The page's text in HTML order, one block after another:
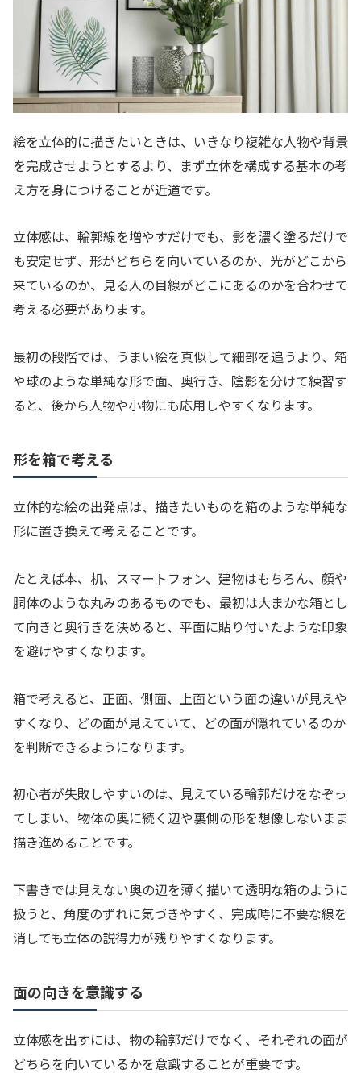
絵を立体的に描きたいときは、いきなり複雑な人物や背景
を完成させようとするより、まず立体を構成する基本の考
え方を身につけることが近道です。
立体感は、輪郭線を増やすだけでも、影を濃く塗るだけで
も安定せず、形がどちらを向いているのか、光がどこから
来ているのか、見る人の目線がどこにあるのかを合わせて
考える必要があります。
最初の段階では、うまい絵を真似して細部を追うより、箱
や球のような単純な形で面、奥行き、陰影を分けて練習す
ると、後から人物や小物にも応用しやすくなります。
形を箱で考える
立体的な絵の出発点は、描きたいものを箱のような単純な
形に置き換えて考えることです。
たとえば本、机、スマートフォン、建物はもちろん、顔や
胴体のような丸みのあるものでも、最初は大まかな箱とし
て向きと奥行きを決めると、平面に貼り付いたような印象
を避けやすくなります。
箱で考えると、正面、側面、上面という面の違いが見えや
すくなり、どの面が見えていて、どの面が隠れているのか
を判断できるようになります。
初心者が失敗しやすいのは、見えている輪郭だけをなぞっ
てしまい、物体の奥に続く辺や裏側の形を想像しないまま
描き進めることです。
下書きでは見えない奥の辺を薄く描いて透明な箱のように
扱うと、角度のずれに気づきやすく、完成時に不要な線を
消しても立体の説得力が残りやすくなります。
面の向きを意識する
立体感を出すには、物の輪郭だけでなく、それぞれの面が
どちらを向いているかを意識することが重要です。